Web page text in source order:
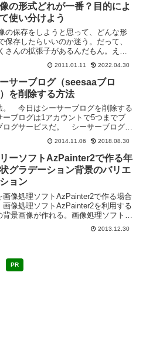
の形式どれが一番？目的によ
使い分けよう
の保存をしようと思って、どんな形
保存したらいいのか迷う。だって、
さんの拡張子があるんだもん。え、
れぞれの画像や目的によって一番いい
張子をつければいいんだって？どんな
、どの形式で保存すればいいんだ
まとめてみよう。
2011.01.11 2022.04.30
サーブログ（seesaaブロ
を削除する方法
。 今日はシーサーブログを削除する
ブログは1アカウントで5つまでブ
ログサービスだ。 シーサーブログの
する方法と1ブログだけ削...
2014.11.06 2018.08.30
ーソフトAzPainter2で作る年
グラデーション背景のバリエ
ョン
像処理ソフトAzPainter2で作る場合
像処理ソフトAzPainter2を利用する
景画像が作れる。画像処理ソフト
2013.12.30
PR